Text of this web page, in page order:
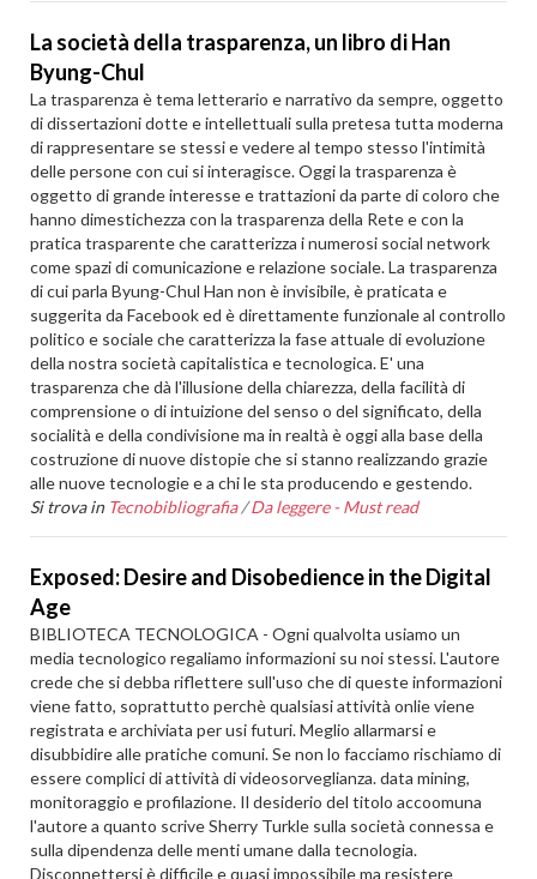
La società della trasparenza, un libro di Han
Byung-Chul
La trasparenza è tema letterario e narrativo da sempre, oggetto
di dissertazioni dotte e intellettuali sulla pretesa tutta moderna
di rappresentare se stessi e vedere al tempo stesso l'intimità
delle persone con cui si interagisce. Oggi la trasparenza è
oggetto di grande interesse e trattazioni da parte di coloro che
hanno dimestichezza con la trasparenza della Rete e con la
pratica trasparente che caratterizza i numerosi social network
come spazi di comunicazione e relazione sociale. La trasparenza
di cui parla Byung-Chul Han non è invisibile, è praticata e
suggerita da Facebook ed è direttamente funzionale al controllo
politico e sociale che caratterizza la fase attuale di evoluzione
della nostra società capitalistica e tecnologica. E' una
trasparenza che dà l'illusione della chiarezza, della facilità di
comprensione o di intuizione del senso o del significato, della
socialità e della condivisione ma in realtà è oggi alla base della
costruzione di nuove distopie che si stanno realizzando grazie
alle nuove tecnologie e a chi le sta producendo e gestendo.
Si trova in Tecnobibliografia /Da leggere - Must read
Exposed: Desire and Disobedience in the Digital
Age
BIBLIOTECA TECNOLOGICA - Ogni qualvolta usiamo un
media tecnologico regaliamo informazioni su noi stessi. L'autore
crede che si debba riflettere sull'uso che di queste informazioni
viene fatto, soprattutto perchè qualsiasi attività onlie viene
registrata e archiviata per usi futuri. Meglio allarmarsi e
disubbidire alle pratiche comuni. Se non lo facciamo rischiamo di
essere complici di attività di videosorveglianza. data mining,
monitoraggio e profilazione. Il desiderio del titolo accoomuna
l'autore a quanto scrive Sherry Turkle sulla società connessa e
sulla dipendenza delle menti umane dalla tecnologia.
Disconnettersi è difficile e quasi impossibile ma resistere